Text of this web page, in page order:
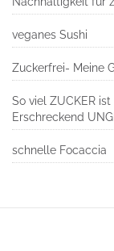
veganes Sushi
Zuckerfrei- Meine
So viel ZUCKER ist
Erschreckend
schnelle Focaccia